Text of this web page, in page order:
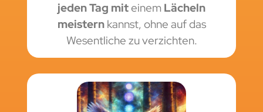
jeden Tag miteinem Lächeln
meisternkannst, ohne auf das
Wesentliche zu verzichten.